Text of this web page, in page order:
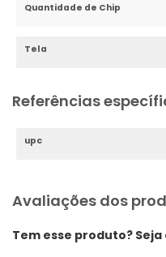
Quantidade de Chip
Tela
Referências
upc
Avaliações dos
Tem esse produto?